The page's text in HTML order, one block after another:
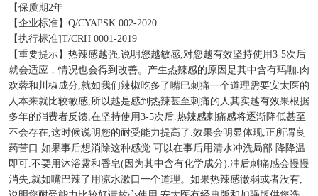
【保质期2年
【企业标准】Q/CYAPSK 002-2020
【执行标准]T/CRH 0001-2019
【重要提示】热辣感越强,说明您越敏感,对您越有效坚持使用3-5次后
就会适应﹐情况也会得到改善。产生热辣感的原因是其中含有玛咖.肉
欢蓉和川椒成分,就如我们辣椒吃多了嘴巴刺痛一个道理需要安太医的
人本来就比较敏感,所以越是感到热辣甚至刺痛的人其实越有效果根据
多年的消费者反馈,在坚持使用3-5次后.热辣感刺痛感将逐渐降低甚至
不会存在,这时候说明您的耐受能力提高了.效果会明显体现,正所谓良
药苦口.如果事后想消除这种感觉.可以在事后用清水冲洗局部.降降温
即可.不要用沐浴露和香皂(因为其中含有化学成分).冲后刺痛感会慢慢
消失,就如嘴巴辣了用凉水漱口一个道理。如果热辣感徵弱或者没有,